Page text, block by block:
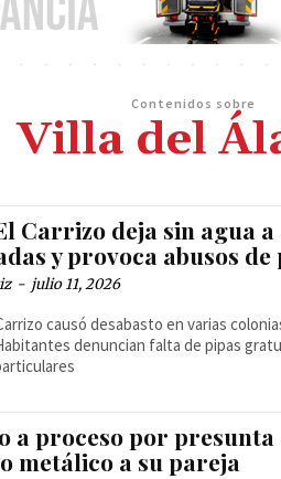
Contenidos sobre
Villa del
Carrizo deja sin agua
y provoca abusos de
- julio 11, 2026
causó desabasto en varias
denuncian falta de pipas
a proceso por
metálico a su pareja